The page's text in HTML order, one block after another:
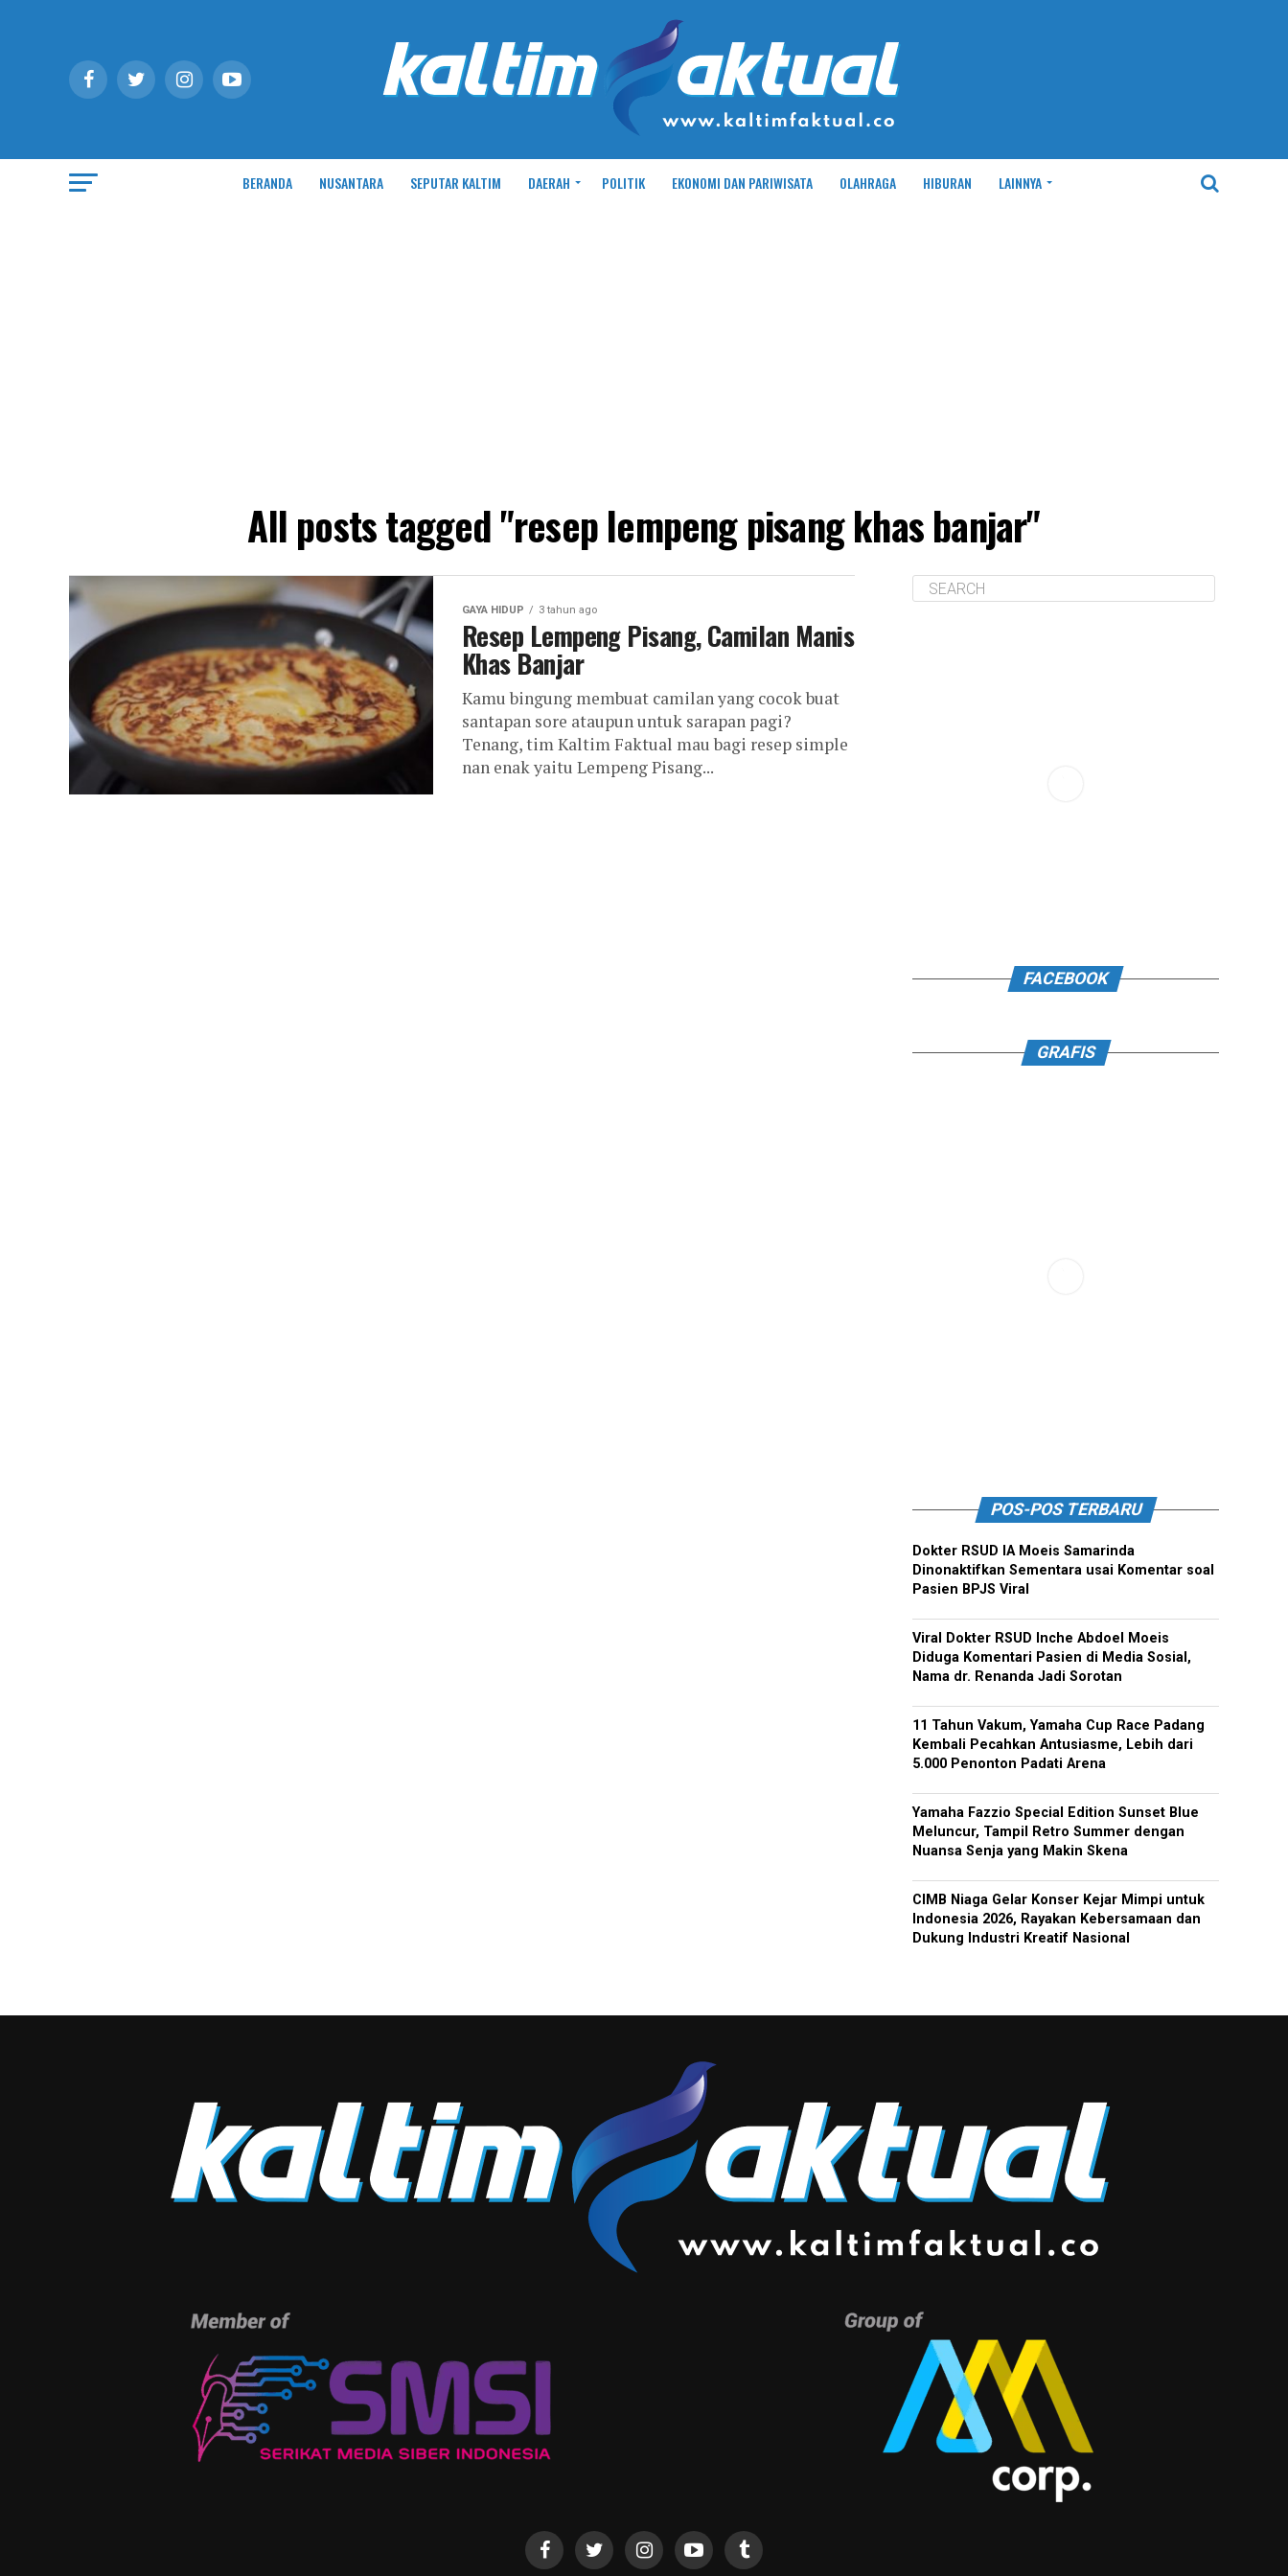
BERANDA NUSANTARA SEPUTAR KALTIM DAERAH POLITIK EKONOMI DAN PARIWISATA OLAHRAGA HIBURAN LAINNYA
All posts tagged "resep lempeng pisang khas banjar"
GAYA HIDUP 3 tahun ago
Resep Lempeng Pisang, Camilan Manis
Khas Banjar
Kamu bingung membuat camilan yang cocok buat
santapan sore ataupun untuk sarapan pagi?
Tenang, tim Kaltim Faktual mau bagi resep simple
nan enak yaitu Lempeng Pisang...
FACEBOOK
GRAFIS
POS-POS TERBARU
Dokter RSUD IA Moeis Samarinda
Dinonaktifkan Sementara usai Komentar soal
Pasien BPJS Viral
Viral Dokter RSUD Inche Abdoel Moeis
Diduga Komentari Pasien di Media Sosial,
Nama dr. Renanda Jadi Sorotan
11 Tahun Vakum, Yamaha Cup Race Padang
Kembali Pecahkan Antusiasme, Lebih dari
5.000 Penonton Padati Arena
Yamaha Fazzio Special Edition Sunset Blue
Meluncur, Tampil Retro Summer dengan
Nuansa Senja yang Makin Skena
CIMB Niaga Gelar Konser Kejar Mimpi untuk
Indonesia 2026, Rayakan Kebersamaan dan
Dukung Industri Kreatif Nasional